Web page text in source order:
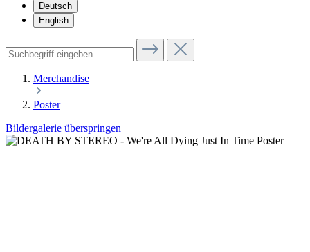
Deutsch
English
Merchandise
Poster
Bildergalerie überspringen